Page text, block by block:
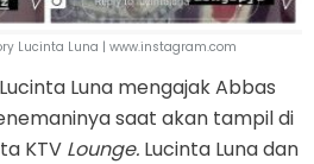
Lucinta Luna | www.instagram.com
Luna mengajak Abbas
saat akan tampil di
KTV Lounge. Lucinta Luna dan